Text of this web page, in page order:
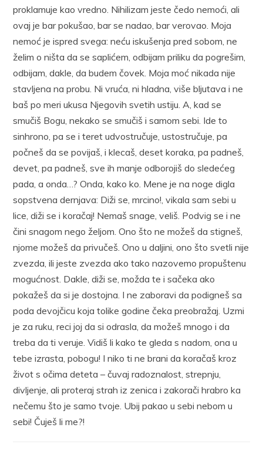
proklamuje kao vredno. Nihilizam jeste čedo nemoći, ali
ovaj je bar pokušao, bar se nadao, bar verovao. Moja
nemoć je ispred svega: neću iskušenja pred sobom, ne
želim o ništa da se saplićem, odbijam priliku da pogrešim,
odbijam, dakle, da budem čovek. Moja moć nikada nije
stavljena na probu. Ni vruća, ni hladna, više bljutava i ne
baš po meri ukusa Njegovih svetih ustiju. A, kad se
smučiš Bogu, nekako se smučiš i samom sebi. Ide to
sinhrono, pa se i teret udvostručuje, ustostručuje, pa
počneš da se povijaš, i klecaš, deset koraka, pa padneš,
devet, pa padneš, sve ih manje odborojiš do sledećeg
pada, a onda…? Onda, kako ko. Mene je na noge digla
sopstvena dernjava: Diži se, mrcino!, vikala sam sebi u
lice, diži se i koračaj! Nemaš snage, veliš. Podvig se i ne
čini snagom nego željom. Ono što ne možeš da stigneš,
njome možeš da privučeš. Ono u daljini, ono što svetli nije
zvezda, ili jeste zvezda ako tako nazovemo propuštenu
mogućnost. Dakle, diži se, možda te i sačeka ako
pokažeš da si je dostojna. I ne zaboravi da podigneš sa
poda devojčicu koja tolike godine čeka preobražaj. Uzmi
je za ruku, reci joj da si odrasla, da možeš mnogo i da
treba da ti veruje. Vidiš li kako te gleda s nadom, ona u
tebe izrasta, pobogu! I niko ti ne brani da koračaš kroz
život s očima deteta – čuvaj radoznalost, strepnju,
divljenje, ali proteraj strah iz zenica i zakorači hrabro ka
nečemu što je samo tvoje. Ubij pakao u sebi nebom u
sebi! Čuješ li me?!